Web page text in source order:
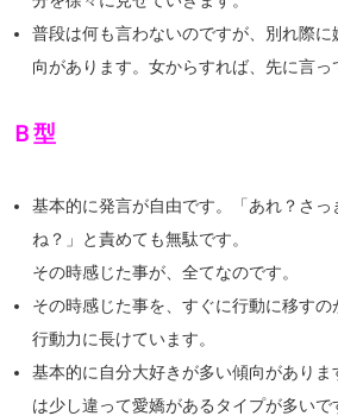
普段は何も言わないのですが、別れ際
向があります。女からすれば、先に言っ
Ｂ型
基本的に発言が自由です。「あれ？さっ
ね？」と責めても無駄です。
その時感じた事が、全てなのです。
その時感じた事を、すぐに行動に移すの
行動力に長けています。
基本的に自分大好きが多い傾向がありま
は少し違って愛嬌があるタイプが多いで